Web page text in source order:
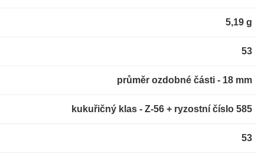
5,19 g
53
průměr ozdobné části - 18 mm
kukuřičný klas - Z-56 + ryzostní číslo 585
53